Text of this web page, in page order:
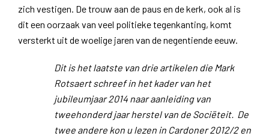
zich vestigen. De trouw aan de paus en de kerk, ook al is
dit een oorzaak van veel politieke tegenkanting, komt
versterkt uit de woelige jaren van de negentiende eeuw.
Dit is het laatste van drie artikelen die Mark
Rotsaert schreef in het kader van het
jubileumjaar 2014 naar aanleiding van
tweehonderd jaar herstel van de Sociëteit. De
twee andere kon u lezen in Cardoner 2012/2 en